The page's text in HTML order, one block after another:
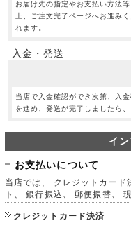
お届け先の指定やお支払い方法
上、ご注文完了ページへお進み
れます。
入金・発送
当店で入金確認ができ次第、入
を進め、発送が完了しましたら
イ
お支払いについて
当店では、 クレジットカー
ト、 銀行振込、 郵便振替、
クレジットカード決済